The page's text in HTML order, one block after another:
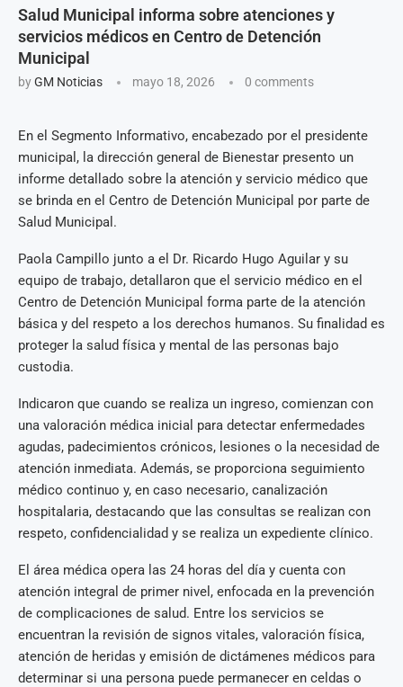
Salud Municipal informa sobre atenciones y
servicios médicos en Centro de Detención
Municipal
byGM Noticias mayo 18, 2026 0 comments
En el Segmento Informativo, encabezado por el presidente
municipal, la dirección general de Bienestar presento un
informe detallado sobre la atención y servicio médico que
se brinda en el Centro de Detención Municipal por parte de
Salud Municipal.
Paola Campillo junto a el Dr. Ricardo Hugo Aguilar y su
equipo de trabajo, detallaron que el servicio médico en el
Centro de Detención Municipal forma parte de la atención
básica y del respeto a los derechos humanos. Su finalidad es
proteger la salud física y mental de las personas bajo
custodia.
Indicaron que cuando se realiza un ingreso, comienzan con
una valoración médica inicial para detectar enfermedades
agudas, padecimientos crónicos, lesiones o la necesidad de
atención inmediata. Además, se proporciona seguimiento
médico continuo y, en caso necesario, canalización
hospitalaria, destacando que las consultas se realizan con
respeto, confidencialidad y se realiza un expediente clínico.
El área médica opera las 24 horas del día y cuenta con
atención integral de primer nivel, enfocada en la prevención
de complicaciones de salud. Entre los servicios se
encuentran la revisión de signos vitales, valoración física,
atención de heridas y emisión de dictámenes médicos para
determinar si una persona puede permanecer en celdas o